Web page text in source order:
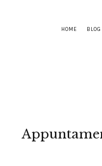
HOME BLOG